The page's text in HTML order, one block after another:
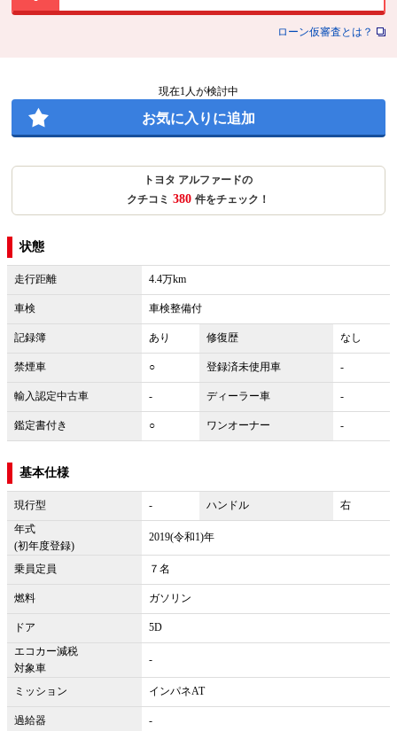
ローン仮審査とは？
現在1 人が検討中
お気に入りに追加
トヨタ アルファードの
クチコミ 380 件をチェック！
状態
走行距離 4.4万km
車検 車検整備付
記録簿 あり 修復歴 なし
禁煙車 ○ 登録済未使用車 -
輸入認定中古車 - ディーラー車 -
鑑定書付き ○ ワンオーナー -
基本仕様
現行型 - ハンドル
右
年式
(初年度登録)
2019(令和1)年
乗員定員 ７名
燃料 ガソリン
ドア
5D
エコカー減税
対象車
-
ミッション インパネAT
過給器 -